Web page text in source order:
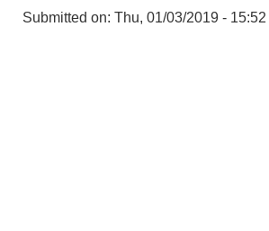
Submitted on: Thu, 01/03/2019 - 15:52